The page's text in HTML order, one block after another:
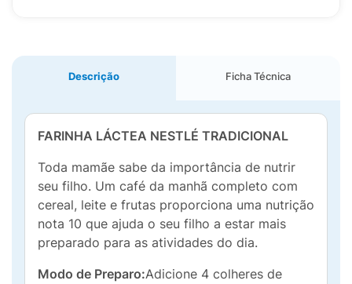
Descrição Ficha Técnica
FARINHA LÁCTEA NESTLÉ TRADICIONAL
Toda mamãe sabe da importância de nutrir
seu filho. Um café da manhã completo com
cereal, leite e frutas proporciona uma nutrição
nota 10 que ajuda o seu filho a estar mais
preparado para as atividades do dia.
Modo de Preparo:Adicione 4 colheres de